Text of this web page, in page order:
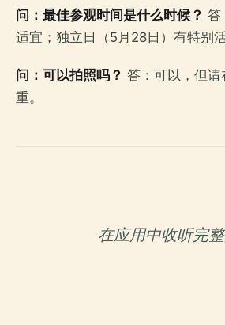
问：最佳参观时间是什么时候？ 答
适宜；独立日（5月28日）有特别活
问：可以拍照吗？ 答：可以，但
重。
在应用中收听完